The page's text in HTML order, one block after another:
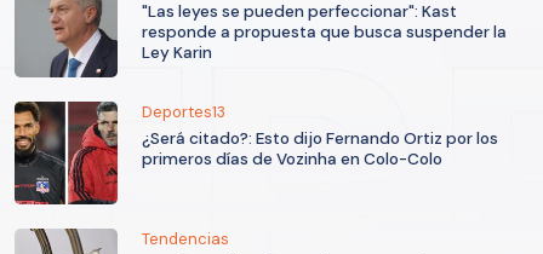
"Las leyes se pueden perfeccionar": Kast
responde a propuesta que busca suspender la
Ley Karin
Deportes13
¿Será citado?: Esto dijo Fernando Ortiz por los
primeros días de Vozinha en Colo-Colo
Tendencias